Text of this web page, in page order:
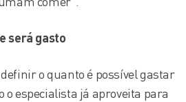
será gasto
o quanto é possível gastar
o especialista já aproveita para